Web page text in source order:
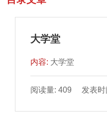
大学堂
内容: 大学堂
阅读量: 409 发表时